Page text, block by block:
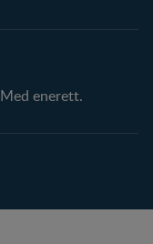
enerett.